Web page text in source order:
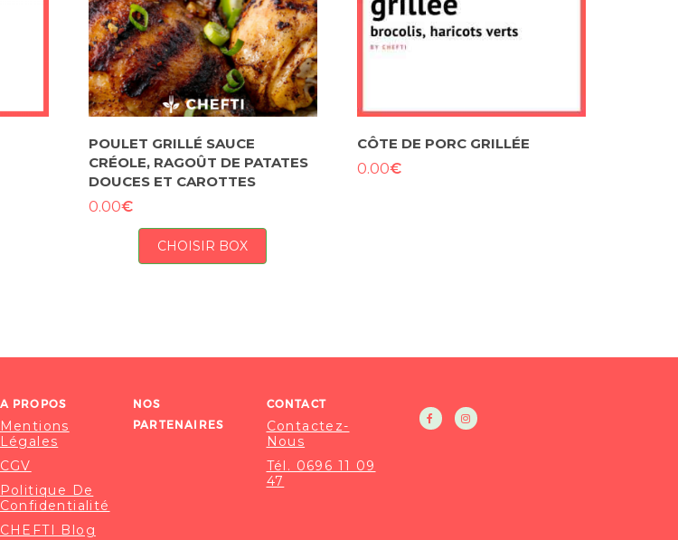
POULET GRILLÉ SAUCE
CRÉOLE, RAGOÛT DE PATATES
DOUCES ET CAROTTES
0.00€
CHOISIR BOX
CÔTE DE PORC GRILLÉE
0.00€
A PROPOS
Mentions
Légales
CGV
Politique De
Confidentialité
CHEFTI Blog
NOS
PARTENAIRES
CONTACT
Contactez-
Nous
Tél. 0696 11 09
47